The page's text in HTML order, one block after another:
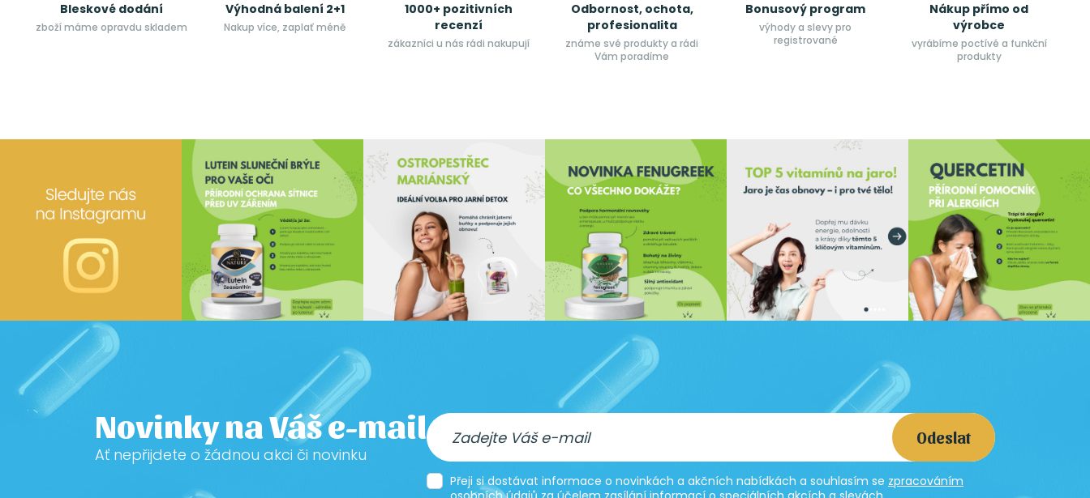
Bleskové dodání
zboží máme opravdu skladem
Výhodná balení 2+1
Nakup více, zaplať méně
1000+ pozitivních
recenzí
zákazníci u nás rádi nakupují
Odbornost, ochota,
profesionalita
známe své produkty a rádi
Vám poradíme
Bonusový program
výhody a slevy pro
registrované
Nákup přímo od
výrobce
vyrábíme poctívé a funkční
produkty
Novinky na Váš e-mail
Ať nepřijdete o žádnou akci či novinku
Odeslat
Přeji si dostávat informace o novinkách a akčních nabídkách a souhlasím se zpracováním